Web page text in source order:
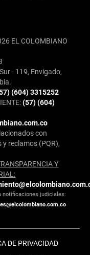
EL COLOMBIANO
- 119, Envigado,
(604) 3315252
(57) (604)
con
y reclamos (PQR),
Y
notificaciones judiciales:
DE PRIVACIDAD